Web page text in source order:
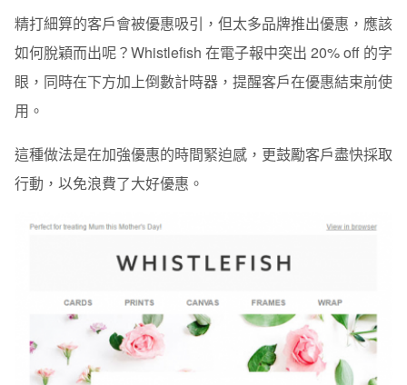
精打細算的客戶會被優惠吸引，但太多品牌推出優惠，應該
如何脫穎而出呢？Whistlefish 在電子報中突出 20% off 的字
眼，同時在下方加上倒數計時器，提醒客戶在優惠結束前使
用。
這種做法是在加強優惠的時間緊迫感，更鼓勵客戶盡快採取
行動，以免浪費了大好優惠。